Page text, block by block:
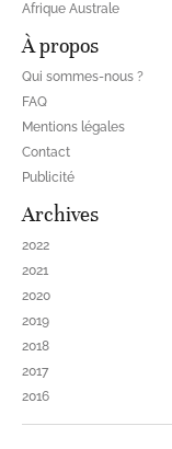
Afrique Australe
À propos
Qui sommes-nous ?
FAQ
Mentions légales
Contact
Publicité
Archives
2022
2021
2020
2019
2018
2017
2016